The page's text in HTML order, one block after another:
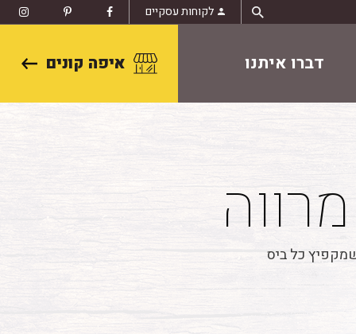
לקוחות עסקיים
דברו איתנו איפה קונים
כל ביס